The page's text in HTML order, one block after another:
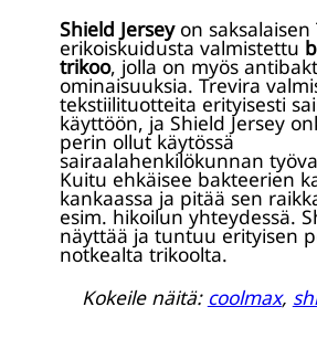
Shield Jersey on
erikoiskuidusta valmistettu
trikoo, jolla on myös
ominaisuuksia. Trevira
tekstiilituotteita erityisesti
käyttöön, ja Shield Jersey
perin ollut käytössä
sairaalahenkilökunnan
Kuitu ehkäisee bakteerien
kankaassa ja pitää sen
esim. hikoilun yhteydessä.
näyttää ja tuntuu erityisen
notkealta trikoolta.
Kokeile näitä: coolmax,